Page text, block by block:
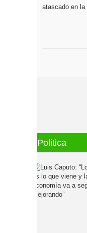
Politica